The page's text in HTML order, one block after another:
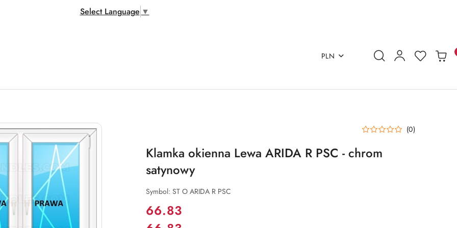
Select Language ▼
PLN
(0)
Klamka okienna Lewa ARIDA R PSC - chrom
satynowy
Symbol: ST O ARIDA R PSC
Cena:
66.83